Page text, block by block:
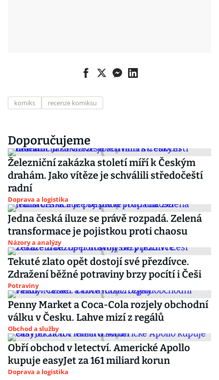
komiks recenze komiksu
Doporučujeme
Železniční zakázka století míří k Českým
drahám. Jako vítěze je schválili středočeští
radní
Doprava a logistika
Jedna česká iluze se právě rozpadá. Zelená
transformace je pojistkou proti chaosu
Názory a analýzy
Tekuté zlato opět dostojí své přezdívce.
Zdražení běžné potraviny brzy pocítí i Češi
Potraviny
Penny Market a Coca-Cola rozjely obchodní
válku v Česku. Lahve mizí z regálů
Obchod a služby
Obří obchod v letectví. Americké Apollo
kupuje easyJet za 161 miliard korun
Doprava a logistika